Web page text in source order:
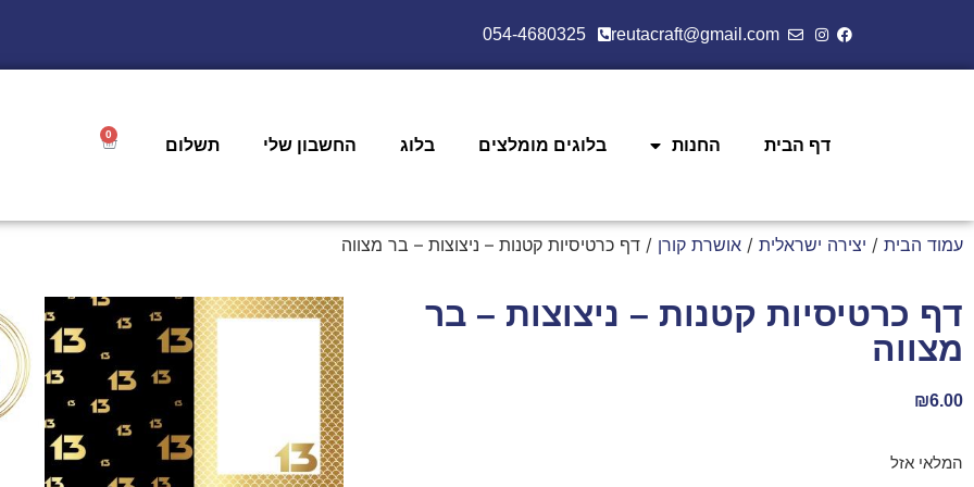
reutacraft@gmail.com
054-4680325
דף הבית החנות בלוגים מומלצים בלוג החשבון שלי תשלום
0
עמוד הבית / יצירה ישראלית / אושרת קורן / דף כרטיסיות קטנות – ניצוצות – בר מצווה
דף כרטיסיות קטנות – ניצוצות – בר
מצווה
₪6.00
המלאי אזל